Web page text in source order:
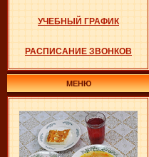
УЧЕБНЫЙ ГРАФИК
РАСПИСАНИЕ ЗВОНКОВ
МЕНЮ